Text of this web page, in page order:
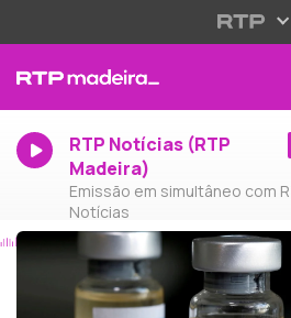
RTP Notícias (RTP
Madeira)
Emissão em simultâneo com
Notícias